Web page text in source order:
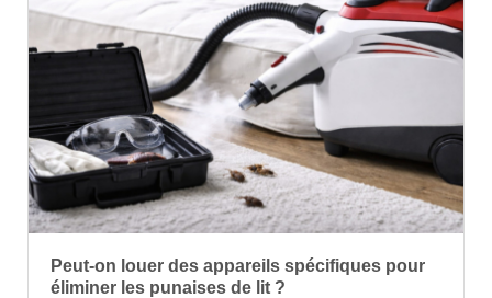
Peut-on louer des appareils spécifiques pour
éliminer les punaises de lit ?